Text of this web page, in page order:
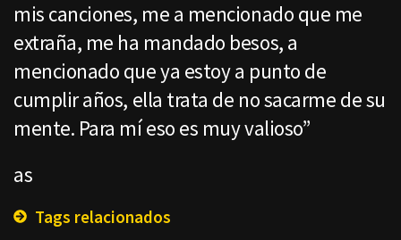
mis canciones, me a mencionado que me
extraña, me ha mandado besos, a
mencionado que ya estoy a punto de
cumplir años, ella trata de no sacarme de su
mente. Para mí eso es muy valioso”
as
Tags relacionados